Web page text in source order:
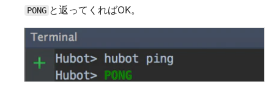
PONG と返ってくればOK。